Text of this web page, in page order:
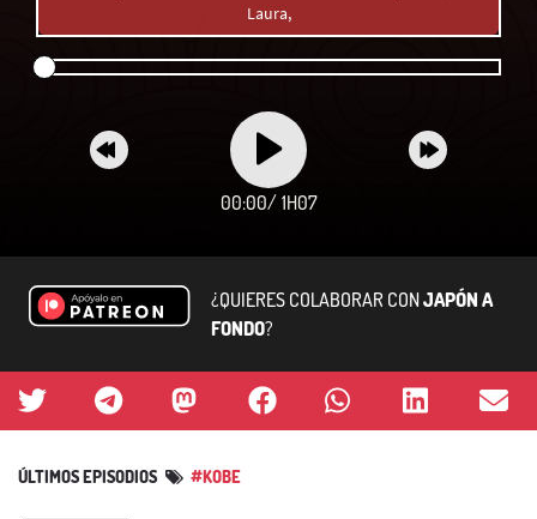
Laura,
00:00/ 1H07
¿QUIERES COLABORAR CONJAPÓN A
FONDO?
ÚLTIMOS EPISODIOS #KOBE